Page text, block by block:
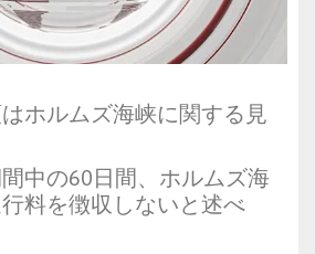
ホルムズ海峡に関する見
中の60日間、ホルムズ海
料を徴収しないと述べ